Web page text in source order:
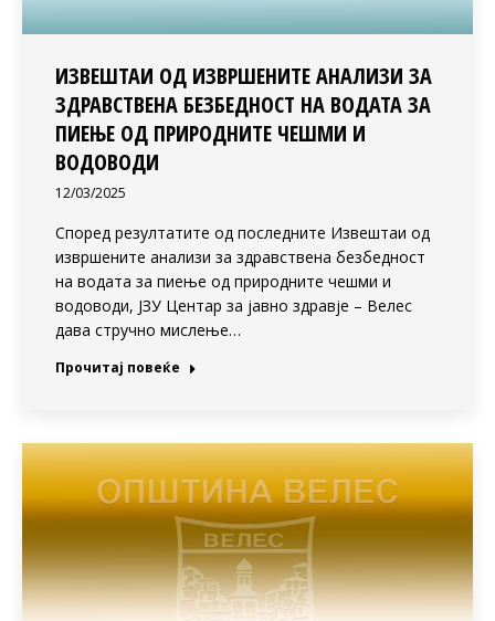
ИЗВЕШТАИ ОД ИЗВРШЕНИТЕ АНАЛИЗИ ЗА
ЗДРАВСТВЕНА БЕЗБЕДНОСТ НА ВОДАТА ЗА
ПИЕЊЕ ОД ПРИРОДНИТЕ ЧЕШМИ И
ВОДОВОДИ
12/03/2025
Според резултатите од последните Извештаи од
извршените анализи за здравствена безбедност
на водата за пиење од природните чешми и
водоводи, ЈЗУ Центар за јавно здравје – Велес
дава стручно мислење…
Прочитај повеќе